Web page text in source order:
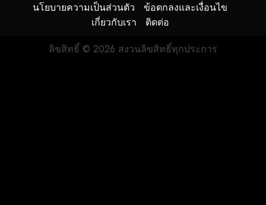
นโยบายความเป็นส่วนตัว
ข้อตกลงและเงื่อนไข
เกี่ยวกับเรา
ติดต่อ
ลิขสิทธิ์ © 2026 สงวนลิขสิทธิ์ทุกประการ